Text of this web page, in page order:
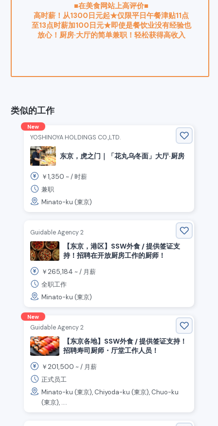
■在美食网站上高评价■
高时薪！从1300日元起★仅限平日午餐津贴11点
至13点时薪加100日元★即使是餐饮业没有经验也
放心！厨房·大厅的简单兼职！轻松获得高收入
类似的工作
New
YOSHINOYA HOLDINGS CO.,LTD.
东京，虎之门｜「花丸乌冬面」大厅·厨房
￥1,350 ~ /时薪
兼职
Minato-ku (東京)
Guidable Agency 2
【东京，港区】SSW外食 / 提供签证支
持！招聘在开放厨房工作的厨师！
￥265,184 ~ / 月薪
全职工作
Minato-ku (東京)
New
Guidable Agency 2
【东京各地】SSW外食 / 提供签证支持！
招聘寿司厨师・厅堂工作人员！
￥201,500 ~ / 月薪
正式员工
Minato-ku (東京), Chiyoda-ku (東京), Chuo-ku
(東京), ....